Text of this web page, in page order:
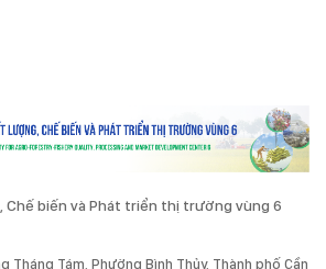
Chế biến và Phát triển thị trường vùng 6
Tháng Tám, Phường Bình Thủy, Thành phố Cần